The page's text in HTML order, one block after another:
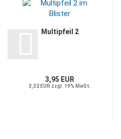
Multipfeil 2
3,95 EUR
3,32 EUR zzgl. 19% MwSt.